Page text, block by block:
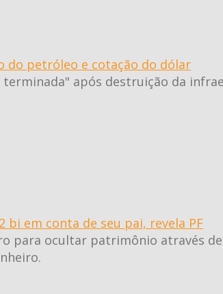
do petróleo e cotação do dólar
após destruição da
bi em conta de seu pai, revela PF
para ocultar patrimônio através